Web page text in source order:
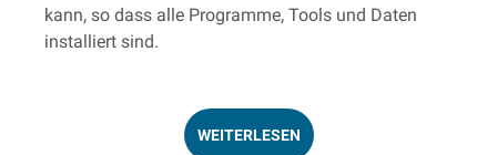
kann, so dass alle Programme, Tools und Daten
installiert sind.
WEITERLESEN